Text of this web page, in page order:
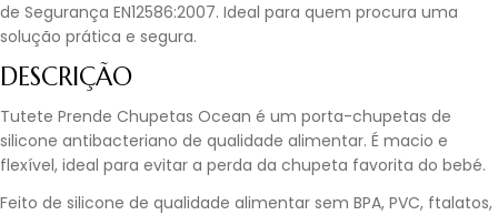
de Segurança EN12586:2007. Ideal para quem procura uma
solução prática e segura.
DESCRIÇÃO
Tutete Prende Chupetas Ocean é um porta-chupetas de
silicone antibacteriano de qualidade alimentar. É macio e
flexível, ideal para evitar a perda da chupeta favorita do bebé.
Feito de silicone de qualidade alimentar sem BPA, PVC, ftalatos,